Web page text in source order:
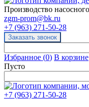
Производство
zgm-prom@bk.ru
+7 (963) 271-50-28
Избранное (0) В корзине
Пусто
+7 (963) 271-50-28